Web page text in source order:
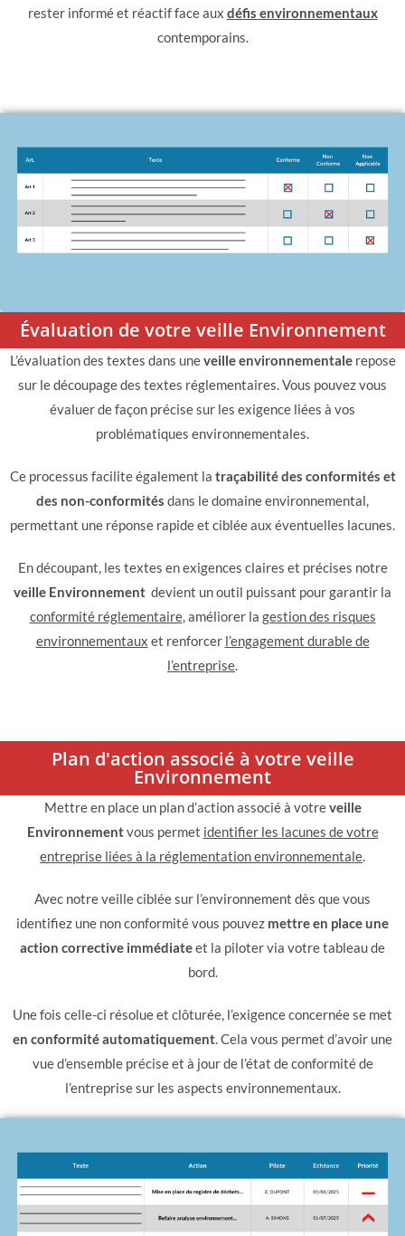
rester informé et réactif face aux défis environnementaux
contemporains.
Évaluation de votre veille Environnement
L’évaluation des textes dans uneveille environnementalerepose
sur le découpage des textes réglementaires. Vous pouvez vous
évaluer de façon précise sur les exigence liées à vos
problématiques environnementales.
Ce processus facilite également la traçabilité des conformités et
des non-conformités dans le domaine environnemental,
permettant une réponse rapide et ciblée aux éventuelles lacunes.
En découpant, les textes en exigences claires et précises notre
veille Environnement devient un outil puissant pour garantir la
conformité réglementaire, améliorer la gestion des risques
environnementaux et renforcer l’engagement durable de
l’entreprise.
Plan d'action associé à votre veille
Environnement
Mettre en place un plan d’action associé à votreveille
Environnementvous permet identifier les lacunes de votre
entreprise liées à la réglementation environnementale.
Avec notre veille ciblée sur l’environnement dès que vous
identifiez une non conformité vous pouvez mettre en place une
action corrective immédiateet la piloter via votre tableau de
bord.
Une fois celle-ci résolue et clôturée, l’exigence concernée se met
en conformité automatiquement. Cela vous permet d’avoir une
vue d’ensemble précise et à jour de l’état de conformité de
l’entreprise sur les aspects environnementaux.